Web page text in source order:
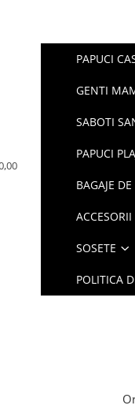
PAPUCI
GENTI
SABOTI
PAPUCI
BAGAJE
SOSETE
POLITICA